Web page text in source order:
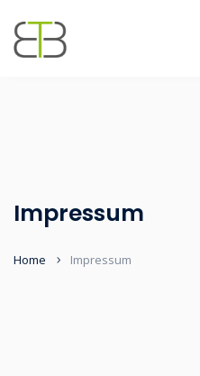
Impressum
Home Impressum